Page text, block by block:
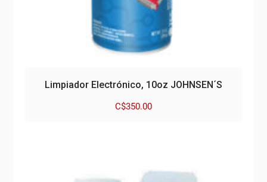
Limpiador Electrónico, 10oz JOHNSEN´S
C$350.00